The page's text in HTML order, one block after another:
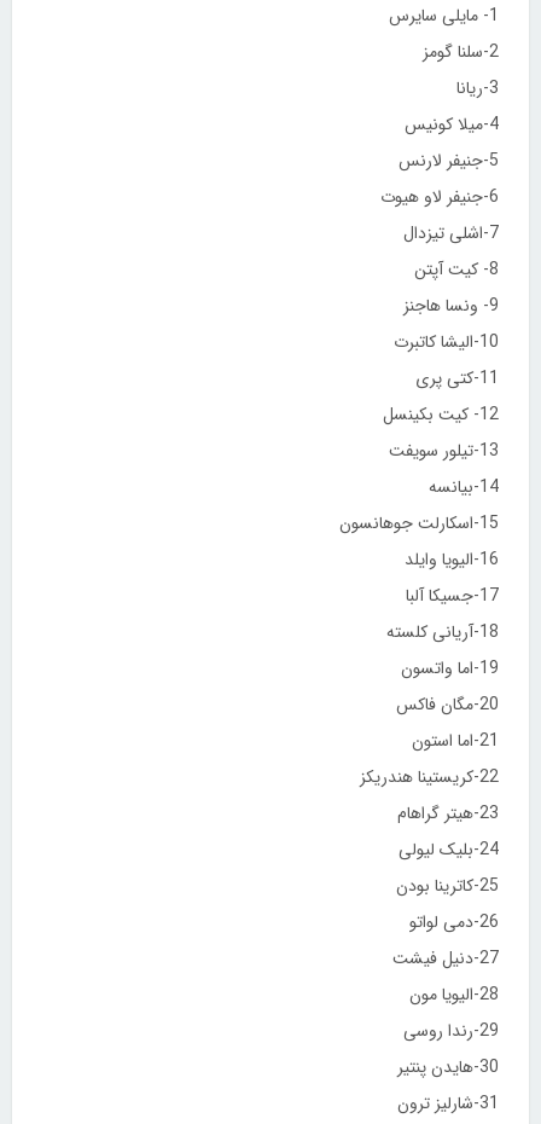
1- مایلی سایرس
2-سلنا گومز
3-ریانا
4-میلا کونیس
5-جنیفر لارنس
6-جنیفر لاو هیوت
7-اشلی تیزدال
8- کیت آپتن
9- ونسا هاجنز
10-الیشا کاتبرت
11-کتی پری
12- کیت بکینسل
13-تیلور سویفت
14-بیانسه
15-اسکارلت جوهانسون
16-الیویا وایلد
17-جسیکا آلبا
18-آریانی کلسته
19-اما واتسون
20-مگان فاکس
21-اما استون
22-کریستینا هندریکز
23-هیتر گراهام
24-بلیک لیولی
25-کاترینا بودن
26-دمی لواتو
27-دنیل فیشت
28-الیویا مون
29-رندا روسی
30-هایدن پنتیر
31-شارلیز ترون